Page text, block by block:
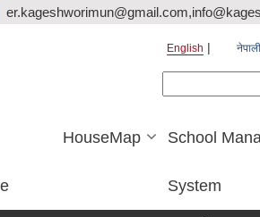
English नेपाली
HouseMap School
System